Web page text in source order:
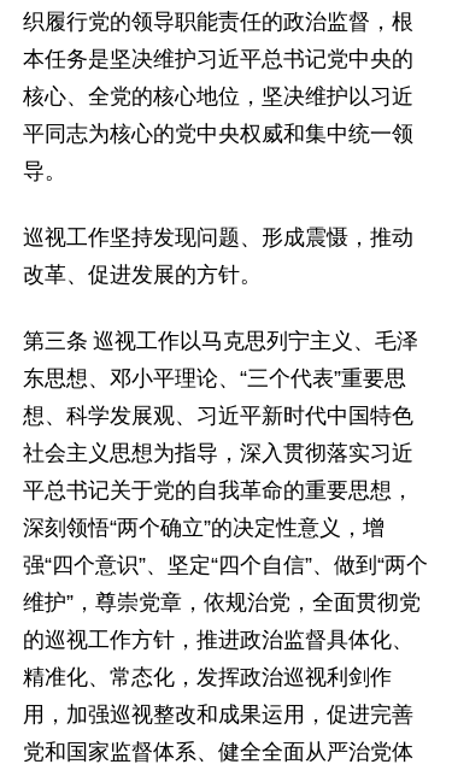
织履行党的领导职能责任的政治监督，根
本任务是坚决维护习近平总书记党中央的
核心、全党的核心地位，坚决维护以习近
平同志为核心的党中央权威和集中统一领
导。
巡视工作坚持发现问题、形成震慑，推动
改革、促进发展的方针。
第三条 巡视工作以马克思列宁主义、毛泽
东思想、邓小平理论、“三个代表”重要思
想、科学发展观、习近平新时代中国特色
社会主义思想为指导，深入贯彻落实习近
平总书记关于党的自我革命的重要思想，
深刻领悟“两个确立”的决定性意义，增
强“四个意识”、坚定“四个自信”、做到“两个
维护” ，尊崇党章，依规治党，全面贯彻党
的巡视工作方针，推进政治监督具体化、
精准化、常态化，发挥政治巡视利剑作
用，加强巡视整改和成果运用，促进完善
党和国家监督体系、健全全面从严治党体